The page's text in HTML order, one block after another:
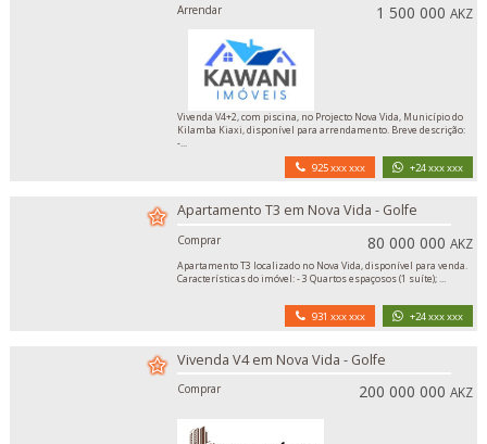
Arrendar 1 500 000AKZ
Vivenda V4+2, com piscina, no Projecto Nova Vida, Município do
Kilamba Kiaxi, disponível para arrendamento. Breve descrição:
-...
925 xxx xxx +24 xxx xxx
Apartamento T3 em Nova Vida - Golfe
Comprar 80 000 000AKZ
Apartamento T3 localizado no Nova Vida, disponível para venda.
Características do imóvel: - 3 Quartos espaçosos (1 suíte); ...
931 xxx xxx +24 xxx xxx
Vivenda V4 em Nova Vida - Golfe
Comprar 200 000 000AKZ